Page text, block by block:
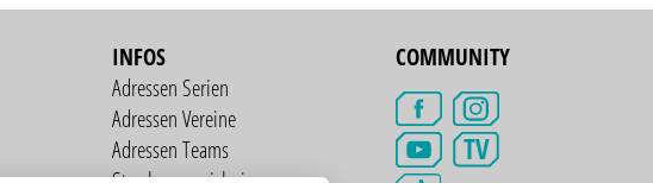
INFOS
Adressen Serien
Adressen Vereine
Adressen Teams
COMMUNITY
TV